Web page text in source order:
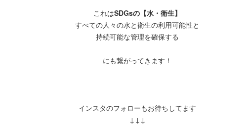
これはSDGsの【水・衛生】
すべての人々の水と衛生の利用可能性と
持続可能な管理を確保する
にも繋がってきます！
インスタのフォローもお待ちしてます
↓↓↓